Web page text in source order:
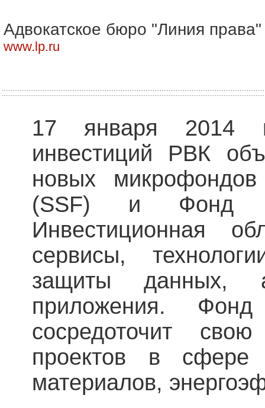
Адвокатское бюро "Линия права"
www.lp.ru
17 января 2014
инвестиций РВК
новых
(SSF) и Фонд
Инвестиционная
сервисы,
защиты данных,
приложения. Фонд
сосредоточит
проектов в сфере
материалов,